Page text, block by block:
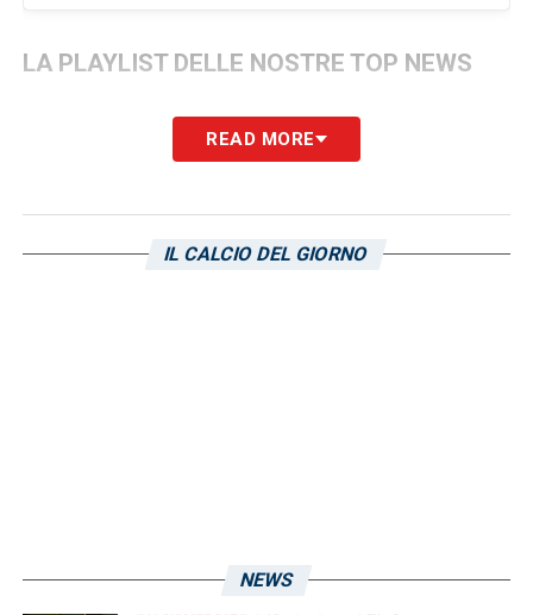
LA PLAYLIST DELLE NOSTRE TOP NEWS
READ MORE
IL CALCIO DEL GIORNO
NEWS